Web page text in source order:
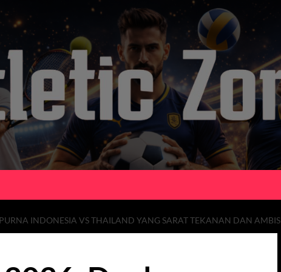
INDONESIA VS THAILAND YANG SARAT TEKANAN DAN